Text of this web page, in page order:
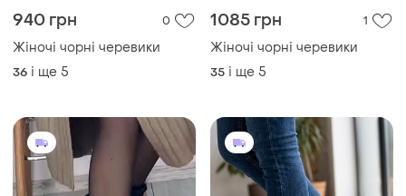
940 грн 0
Жіночі чорні черевики
36 і ще 5
1085 грн 1
Жіночі чорні черевики
35 і ще 5